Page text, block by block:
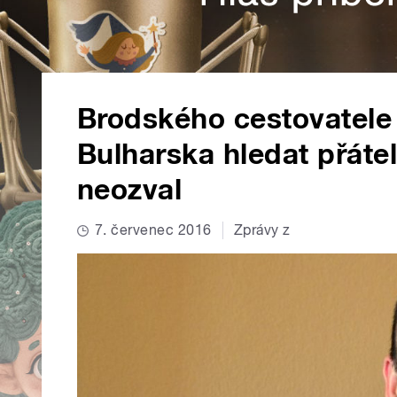
Brodského
Bulharska hledat
neozval
7. červenec 2016 Zprávy z